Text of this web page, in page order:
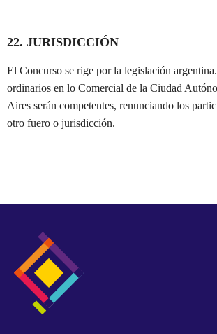
22. JURISDICCIÓN
El Concurso se rige por la legislación
ordinarios en lo Comercial de la Ciudad
Aires serán competentes, renunciando los
otro fuero o jurisdicción.